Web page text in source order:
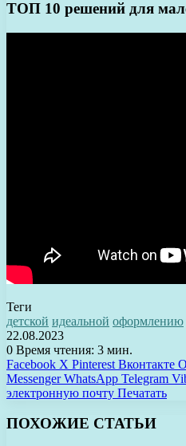
ТОП 10 решений для
Теги
детской идеальной оформлению
22.08.2023
0 Время чтения: 3 мин.
Facebook X Pinterest Вконтакте
Messenger WhatsApp Telegram
электронную почту Печатать
ПОХОЖИЕ СТАТЬИ